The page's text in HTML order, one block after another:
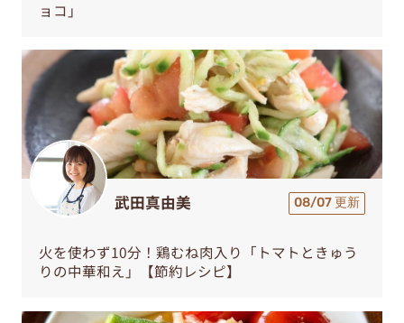
ョコ」
武田真由美 08/07 更新
火を使わず10分！鶏むね肉入り「トマトときゅう
りの中華和え」【節約レシピ】